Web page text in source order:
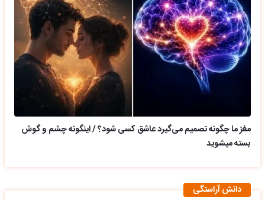
مغز ما چگونه تصمیم می‌گیرد عاشق کسی شود؟ / اینگونه چشم و گوش
بسته میشوید
دانش آراستگی